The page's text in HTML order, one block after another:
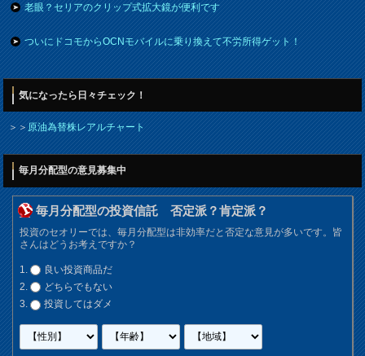
老眼？セリアのクリップ式拡大鏡が便利です
ついにドコモからOCNモバイルに乗り換えて不労所得ゲット！
気になったら日々チェック！
＞＞原油為替株レアルチャート
毎月分配型の意見募集中
毎月分配型の投資信託 否定派？肯定派？
投資のセオリーでは、毎月分配型は非効率だと否定な意見が多いです。皆
さんはどうお考えですか？
良い投資商品だ
どちらでもない
投資してはダメ